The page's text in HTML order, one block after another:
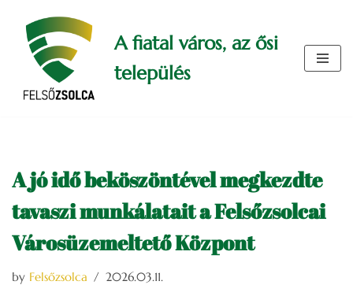
Skip
content
A fiatal város, az ősi
település
A jó idő beköszöntével megkezdte
tavaszi munkálatait a Felsőzsolcai
Városüzemeltető Központ
by Felsőzsolca 2026.03.11.